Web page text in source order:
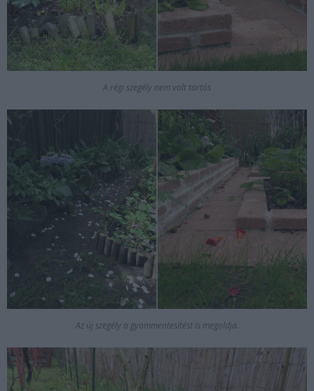
A régi szegély nem volt tartós
Az új szegély a gyommentesítést is megoldja.